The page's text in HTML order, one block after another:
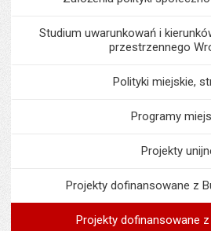
Studium uwarunkowań i
przestrzennego
Polityki miejskie,
Programy
Projekty
Projekty dofinansowane z
Projekty dofinansowane z